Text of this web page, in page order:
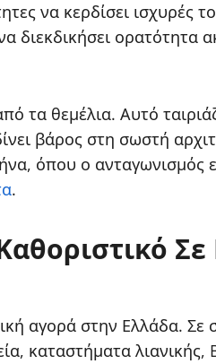
να κερδίσει ισχυρές
ορατότητα
τα θεμέλια. Αυτό
βάρος στη σωστή
όπου ο ανταγωνισμός
.
Καθοριστικό
αγορά στην Ελλάδα. Σε
καταστήματα